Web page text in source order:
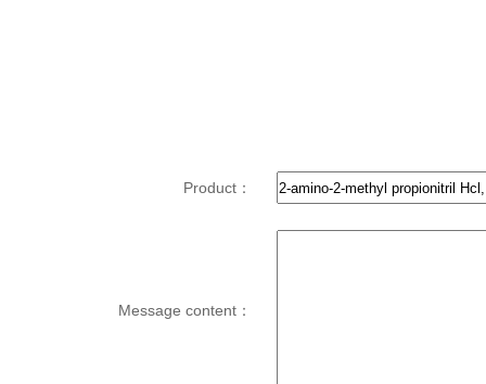
Product：
Message content：